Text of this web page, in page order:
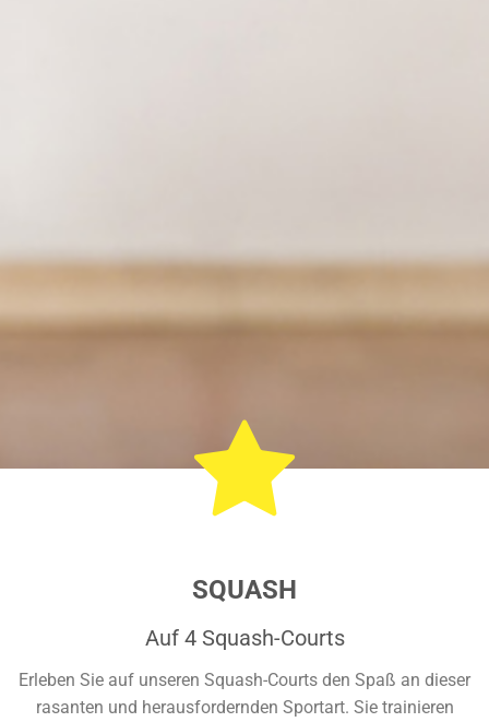
SQUASH
Auf 4 Squash-Courts
Erleben Sie auf unseren Squash-Courts den Spaß an dieser
rasanten und herausfordernden Sportart. Sie trainieren